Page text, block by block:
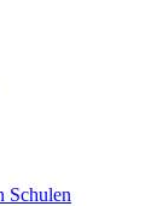
Schulen